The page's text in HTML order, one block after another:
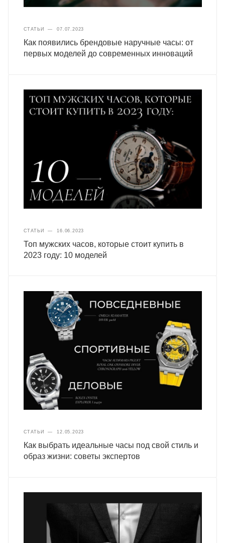
СТАТЬИ — 07.07.2023
Как появились брендовые наручные часы: от
первых моделей до современных инноваций
СТАТЬИ — 16.06.2023
Топ мужских часов, которые стоит купить в
2023 году: 10 моделей
СТАТЬИ — 12.05.2023
Как выбрать идеальные часы под свой стиль и
образ жизни: советы экспертов